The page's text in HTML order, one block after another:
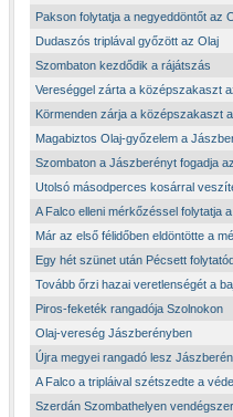
Pakson folytatja a negyeddöntőt az
Dudaszós triplával győzött az Olaj
Szombaton kezdődik a rájátszás
Vereséggel zárta a középszakaszt
Körmenden zárja a középszakaszt
Magabiztos Olaj-győzelem a
Szombaton a Jászberényt fogadja
Utolsó másodperces kosárral
A Falco elleni mérkőzéssel folytatja
Már az első félidőben eldöntötte a
Egy hét szünet után Pécsett
Tovább őrzi hazai veretlenségét a
Piros-feketék rangadója Szolnokon
Olaj-vereség Jászberényben
Újra megyei rangadó lesz
A Falco a tripláival szétszedte a
Szerdán Szombathelyen